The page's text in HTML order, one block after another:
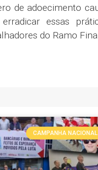
de adoecimento
essas
do Ramo
CAMPANHA NACIONAL